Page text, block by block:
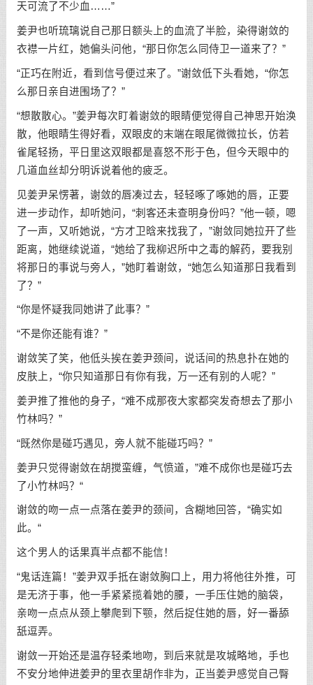
天可流了不少血……”
姜尹也听琉璃说自己那日额头上的血流了半脸，染得谢敛的
衣襟一片红，她偏头问他，“那日你怎么同侍卫一道来了？”
“正巧在附近，看到信号便过来了。”谢敛低下头看她，“你怎
么那日亲自进围场了？”
“想散散心。”姜尹每次盯着谢敛的眼睛便觉得自己神思开始涣
散，他眼睛生得好看，双眼皮的末端在眼尾微微拉长，仿若
雀尾轻扬，平日里这双眼都是喜怒不形于色，但今天眼中的
几道血丝却分明诉说着他的疲乏。
见姜尹呆愣著，谢敛的唇凑过去，轻轻啄了啄她的唇，正要
进一步动作，却听她问，“刺客还未查明身份吗？”他一顿，嗯
了一声，又听她说，“方才卫晗来找我了，”谢敛同她拉开了些
距离，她继续说道，“她给了我柳迟所中之毒的解药，要我别
将那日的事说与旁人，”她盯着谢敛，“她怎么知道那日我看到
了？”
“你是怀疑我同她讲了此事？”
“不是你还能有谁？”
谢敛笑了笑，他低头挨在姜尹颈间，说话间的热息扑在她的
皮肤上，“你只知道那日有你有我，万一还有别的人呢？”
姜尹推了推他的身子，“难不成那夜大家都突发奇想去了那小
竹林吗？”
“既然你是碰巧遇见，旁人就不能碰巧吗？”
姜尹只觉得谢敛在胡搅蛮缠，气愤道，”难不成你也是碰巧去
了小竹林吗？“
谢敛的吻一点一点落在姜尹的颈间，含糊地回答，“确实如
此。“
这个男人的话果真半点都不能信！
“鬼话连篇！”姜尹双手抵在谢敛胸口上，用力将他往外推，可
是无济于事，他一手紧紧揽着她的腰，一手压住她的脑袋，
亲吻一点点从颈上攀爬到下颚，然后捉住她的唇，好一番舔
舐逗弄。
谢敛一开始还是温存轻柔地吻，到后来就是攻城略地，手也
不安分地伸进姜尹的里衣里胡作非为，正当姜尹感觉自己臀